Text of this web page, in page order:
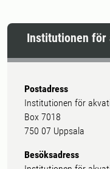
Institutionen för
Postadress
Institutionen för
Box 7018
750 07 Uppsala
Besöksadress